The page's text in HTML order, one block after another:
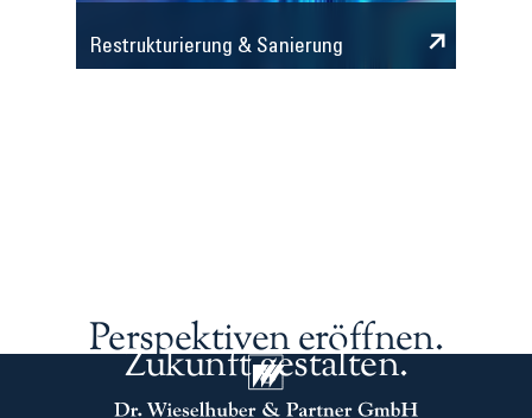
Restrukturierung & Sanierung
Perspektiven eröffnen.
Zukunft gestalten.